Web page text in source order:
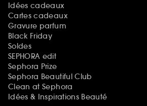
Idées cadeaux
Cartes cadeaux
Gravure parfum
Black Friday
Soldes
SEPHORA edit
Sephora Prize
Sephora Beautiful Club
Clean at Sephora
Idées & Inspirations Beauté